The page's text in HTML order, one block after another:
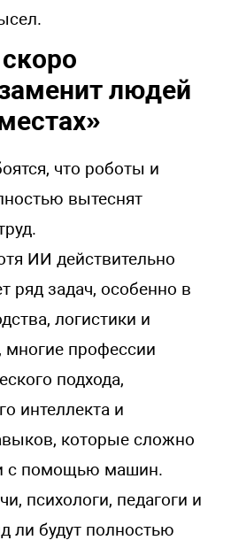
людей
что роботы и
вытеснят
ИИ действительно
ряд задач, особенно в
логистики и
многие профессии
подхода,
интеллекта и
которые сложно
с помощью машин.
психологи, педагоги и
ли будут полностью